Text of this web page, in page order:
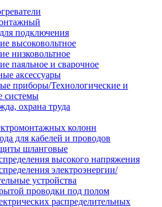
подключения
высоковольтное
низковольтное
паяльное и сварочное
аксессуары
приборы/Технологические и
системы
охрана труда
колонн
для кабелей и проводов
шланговые
высокого напряжения
электроэнергии/
устройства
проводки под полом
распределительных